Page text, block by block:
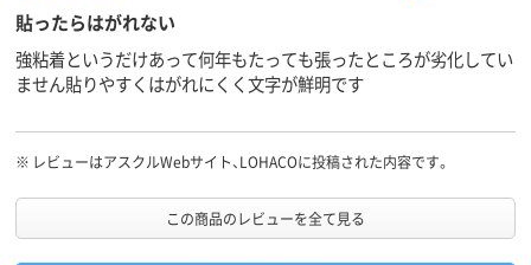
貼ったらはがれない
強粘着というだけあって何年もたっても張ったところが劣化してい
ません貼りやすくはがれにくく文字が鮮明です
※ レビューはアスクルWebサイト、LOHACOに投稿された内容です。
この商品のレビューを全て見る